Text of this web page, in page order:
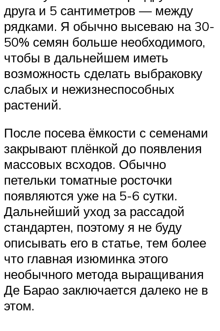
друга и 5 сантиметров — между
рядками. Я обычно высеваю на 30-
50% семян больше необходимого,
чтобы в дальнейшем иметь
возможность сделать выбраковку
слабых и нежизнеспособных
растений.
После посева ёмкости с семенами
закрывают плёнкой до появления
массовых всходов. Обычно
петельки томатные росточки
появляются уже на 5-6 сутки.
Дальнейший уход за рассадой
стандартен, поэтому я не буду
описывать его в статье, тем более
что главная изюминка этого
необычного метода выращивания
Де Барао заключается далеко не в
этом.